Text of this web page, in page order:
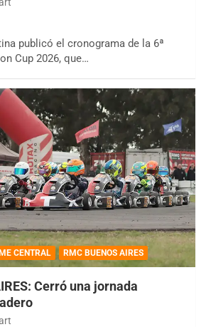
publicó el cronograma de la 6ª
Cup 2026, que…
CENTRAL RMC BUENOS AIRES
Cerró una jornada